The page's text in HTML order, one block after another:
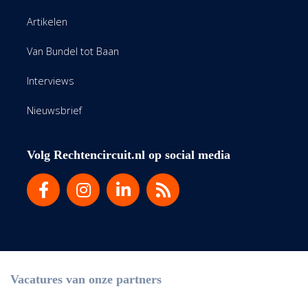
Artikelen
Van Bundel tot Baan
Interviews
Nieuwsbrief
Volg Rechtencircuit.nl op social media
Vacatures van onze partners